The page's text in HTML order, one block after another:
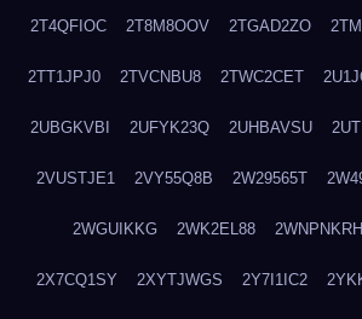
2T4QFIOC 2T8M8OOV 2TGAD2ZO
2TT1JPJ0 2TVCNBU8 2TWC2CET
2UBGKVBI 2UFYK23Q 2UHBAVSU
2VUSTJE1 2VY55Q8B 2W29565T
2WGUIKKG 2WK2EL88 2WNPNKRH
2X7CQ1SY 2XYTJWGS 2Y7I1IC2